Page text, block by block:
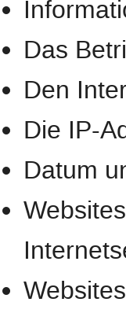
Das
Den
Die IP-
Datum